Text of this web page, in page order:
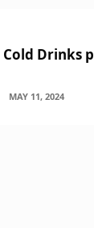
Drinks
MAY 11, 2024